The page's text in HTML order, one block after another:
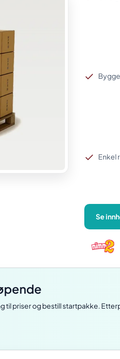
Enkel
Se
priser og bestill startpakke.